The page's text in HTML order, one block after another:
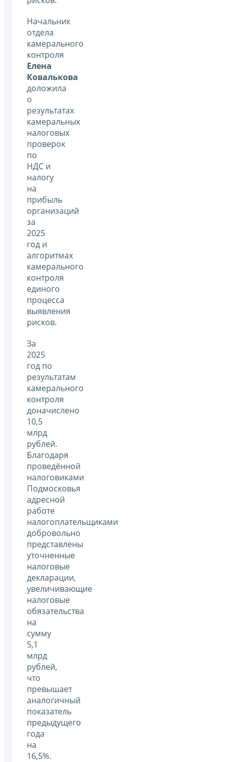
Начальник
отдела
камерального
контроля
Елена
Ковалькова
доложила
о
результатах
камеральных
налоговых
проверок
по
НДС и
налогу
на
прибыль
организаций
за
2025
год и
алгоритмах
камерального
контроля
единого
процесса
выявления
рисков.
За
2025
год по
результатам
камерального
контроля
доначислено
10,5
млрд
рублей.
Благодаря
проведённой
налоговиками
Подмосковья
адресной
работе
налогоплательщиками
добровольно
представлены
уточненные
налоговые
декларации,
увеличивающие
налоговые
обязательства
на
сумму
5,1
млрд
рублей,
что
превышает
аналогичный
показатель
предыдущего
года
на
16,5%.